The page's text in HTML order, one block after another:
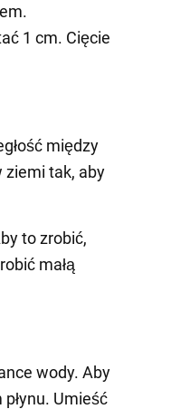
1 cm. Cięcie
między
ziemi tak, aby
to zrobić,
małą
wody. Aby
Umieść